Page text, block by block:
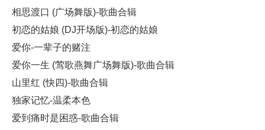
相思渡口 (广场舞版)-歌曲合辑
初恋的姑娘 (DJ开场版)-初恋的姑娘
爱你-一辈子的赌注
爱你一生 (莺歌燕舞广场舞版)-歌曲合辑
山里红 (快四)-歌曲合辑
独家记忆-温柔本色
爱到痛时是困惑-歌曲合辑